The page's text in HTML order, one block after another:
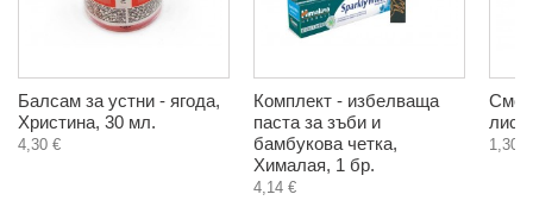
Балсам за устни - ягода,
Христина, 30 мл.
4,30 €
Комплект - избелваща
паста за зъби и
бамбукова четка,
Хималая, 1 бр.
4,14 €
1,30 €